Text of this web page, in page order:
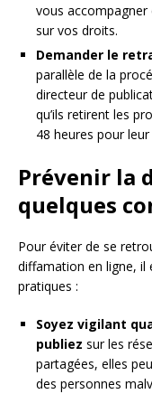
vous
sur vos droits.
Demander le
parallèle de la
directeur de
qu’ils retirent les
48 heures pour
Prévenir la
quelques
Pour éviter de se
diffamation en ligne, il
pratiques :
Soyez vigilant
publiez sur les
partagées, elles
des personnes